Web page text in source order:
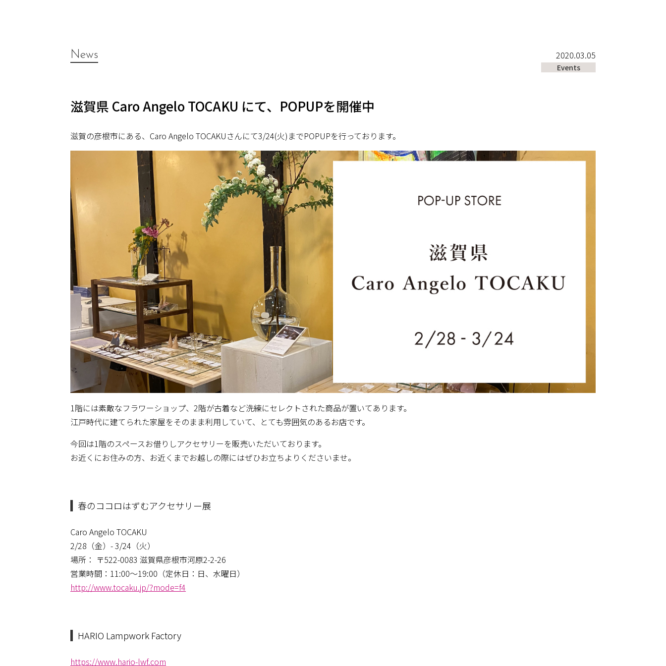
News 2020.03.05
Events
滋賀県 Caro Angelo TOCAKU にて、POPUPを開催中
滋賀の彦根市にある、Caro Angelo TOCAKUさんにて3/24(火)までPOPUPを行っております。
1階には素敵なフラワーショップ、2階が古着など洗練にセレクトされた商品が置いてあります。
江戸時代に建てられた家屋をそのまま利用していて、とても雰囲気のあるお店です。
今回は1階のスペースお借りしアクセサリーを販売いただいております。
お近くにお住みの方、お近くまでお越しの際にはぜひお立ちよりくださいませ。
春のココロはずむアクセサリー展
Caro Angelo TOCAKU
2/28（金）- 3/24（火）
場所： 〒522-0083 滋賀県彦根市河原2-2-26
営業時間：11:00～19:00（定休日：日、水曜日）
http://www.tocaku.jp/?mode=f4
HARIO Lampwork Factory
https://www.hario-lwf.com